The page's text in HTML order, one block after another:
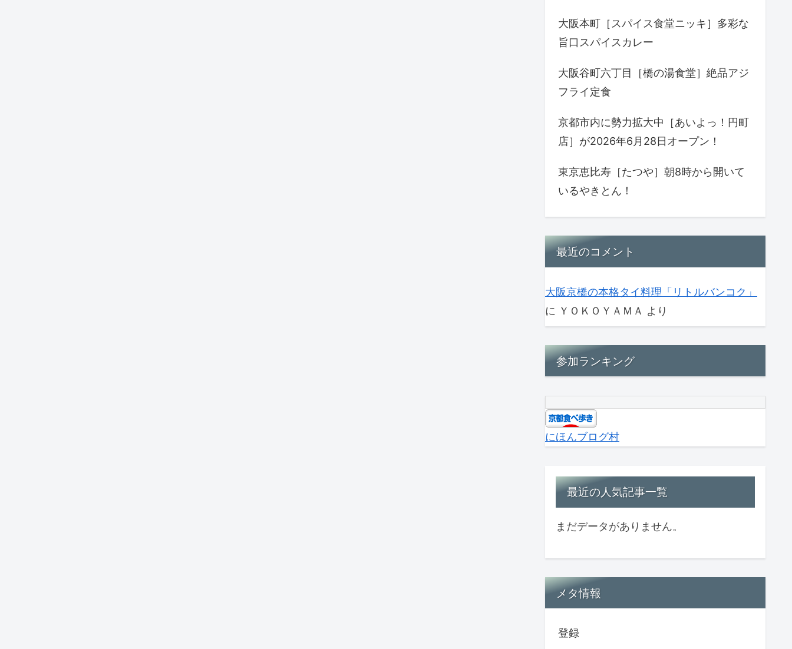
大阪本町［スパイス食堂ニッキ］多彩な
旨口スパイスカレー
大阪谷町六丁目［橋の湯食堂］絶品アジ
フライ定食
京都市内に勢力拡大中［あいよっ！円町
店］が2026年6月28日オープン！
東京恵比寿［たつや］朝8時から開いて
いるやきとん！
最近のコメント
大阪京橋の本格タイ料理「リトルバンコク」
に ＹＯＫＯＹＡＭＡ より
参加ランキング
にほんブログ村
最近の人気記事一覧
まだデータがありません。
メタ情報
登録